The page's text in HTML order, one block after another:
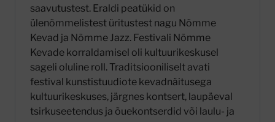
saavutustest. Eraldi peatükid on
ülenõmmelistest üritustest nagu Nõmme
Kevad ja Nõmme Jazz. Festivali Nõmme
Kevade korraldamisel oli kultuurikeskusel
sageli oluline roll. Traditsiooniliselt avati
festival kunstistuudiote kevadnäitusega
kultuurikeskuses, järgnes kontsert, laupäeval
tsirkuseetendus ja õuekontserdid või laulu- ja